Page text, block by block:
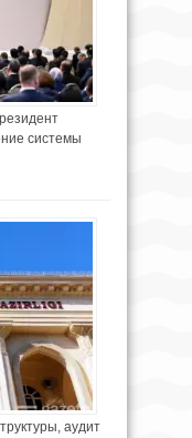
системы
аудит